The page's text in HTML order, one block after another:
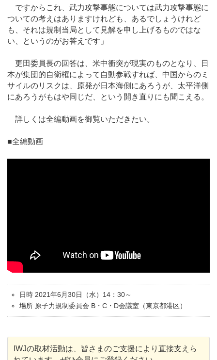
ですからこれ、武力攻撃事態については武力攻撃事態に
ついての考えはありますけれども、あるでしょうけれど
も、それは規制当局として見解を申し上げるものではな
い、というのがお答えです」
更田委員長の回答は、米中衝突が現実のものとなり、日
本が集団的自衛権によって自動参戦すれば、中国からのミ
サイルのリスクは、原発が日本海側にあろうが、太平洋側
にあろうがもはや同じだ、という開き直りにも聞こえる。
詳しくは全編動画を御覧いただきたい。
■全編動画
日時 2021年6月30日（水）14：30～
場所 原子力規制委員会 B・C・D会議室（東京都港区）
IWJの取材活動は、皆さまのご支援により直接支えら